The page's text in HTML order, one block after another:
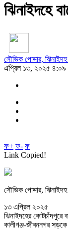
ঝিনাইদহে
সৌভিক পোদ্দার, ঝিনাইদহ
এপ্রিল ১৩, ২০২৫ ৪:০৯
ফ+ ফ- ফ
Link Copied!
সৌভিক পোদ্দার, ঝিনাইদহ
১৩ এপ্রিল ২০২৫
ঝিনাইদহের কোটচাঁদপুরে
কালীগঞ্জ-জীবননগর সড়কে